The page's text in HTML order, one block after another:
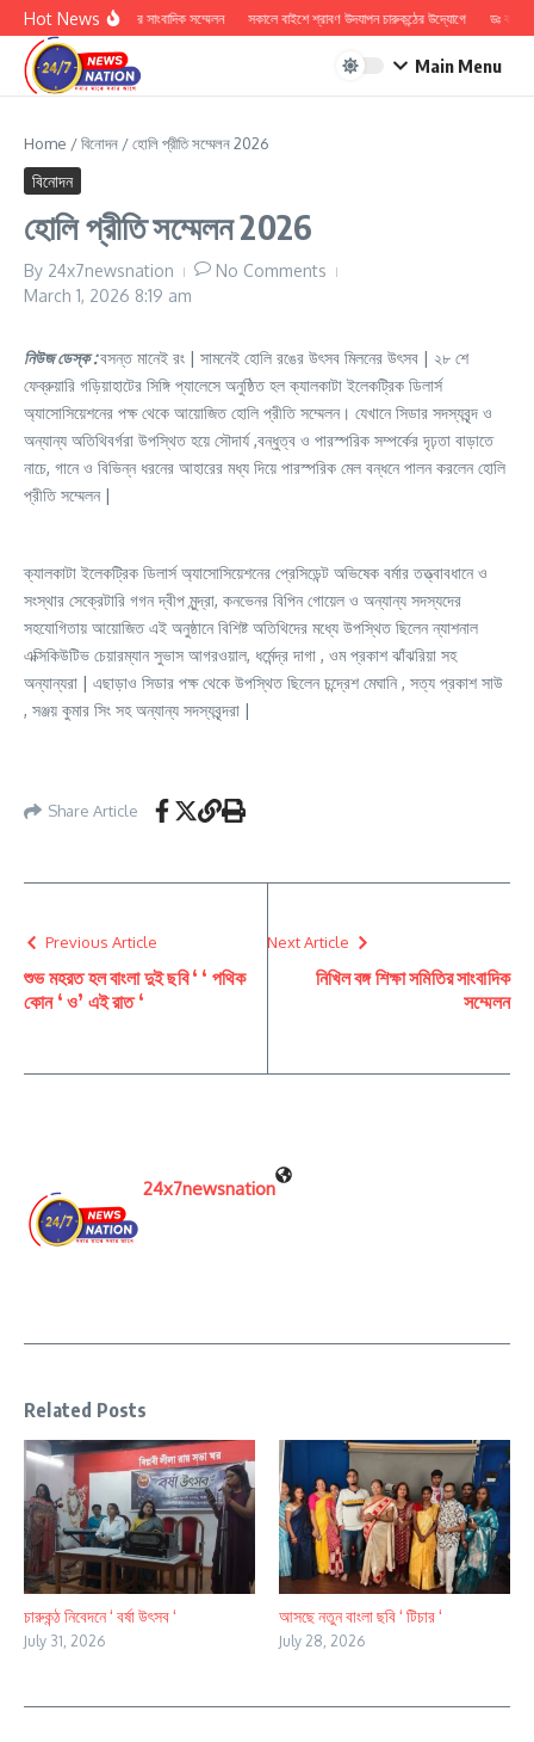
Skip to content
Hot News
হিন্দু সুরক্ষা সমিতির সাংবাদিক সম্মেলন সকালে বাইশে শ্রাবণ উদযাপন চারুকন্ঠের উদ্যোগে ডঃ কাশী
Main Menu
Home /বিনোদন /হোলি প্রীতি সম্মেলন 2026
বিনোদন
হোলি প্রীতি সম্মেলন 2026
By 24x7newsnation
No Comments
March 1, 2026 8:19 am
নিউজ ডেস্ক :বসন্ত মানেই রং | সামনেই হোলি রঙের উৎসব মিলনের উৎসব | ২৮ শে
ফেব্রুয়ারি গড়িয়াহাটের সিঙ্গি প্যালেসে অনুষ্ঠিত হল ক্যালকাটা ইলেকট্রিক ডিলার্স
অ্যাসোসিয়েশনের পক্ষ থেকে আয়োজিত হোলি প্রীতি সম্মেলন। যেখানে সিডার সদস্যবৃন্দ ও
অন্যান্য অতিথিবর্গরা উপস্থিত হয়ে সৌদার্য ,বন্ধুত্ব ও পারস্পরিক সম্পর্কের দৃঢ়তা বাড়াতে
নাচে, গানে ও বিভিন্ন ধরনের আহারের মধ্য দিয়ে পারস্পরিক মেল বন্ধনে পালন করলেন হোলি
প্রীতি সম্মেলন |
ক্যালকাটা ইলেকট্রিক ডিলার্স অ্যাসোসিয়েশনের প্রেসিডেন্ট অভিষেক বর্মার তত্ত্বাবধানে ও
সংস্থার সেক্রেটারি গগন দ্বীপ মুন্দ্রা, কনভেনর বিপিন গোয়েল ও অন্যান্য সদস্যদের
সহযোগিতায় আয়োজিত এই অনুষ্ঠানে বিশিষ্ট অতিথিদের মধ্যে উপস্থিত ছিলেন ন্যাশনাল
এক্সিকিউটিভ চেয়ারম্যান সুভাস আগরওয়াল, ধর্মেন্দ্র দাগা , ওম প্রকাশ ঝাঁঝরিয়া সহ
অন্যান্যরা | এছাড়াও সিডার পক্ষ থেকে উপস্থিত ছিলেন চন্দ্রেশ মেঘানি , সত্য প্রকাশ সাউ
, সঞ্জয় কুমার সিং সহ অন্যান্য সদস্যবৃন্দরা |
Share Article
Previous Article
শুভ মহরত হল বাংলা দুই ছবি ‘ ‘ পথিক
কোন ‘ ও’ এই রাত ‘
Next Article
নিখিল বঙ্গ শিক্ষা সমিতির সাংবাদিক
সম্মেলন
24x7newsnation
Related Posts
চারুকন্ঠ নিবেদনে ‘ বর্ষা উৎসব ‘
July 31, 2026
আসছে নতুন বাংলা ছবি ‘ টিচার ‘
July 28, 2026